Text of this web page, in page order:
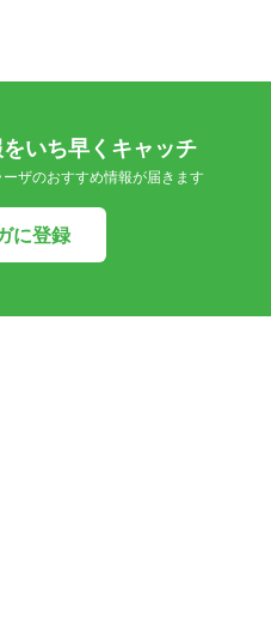
いち早くキャッチ
ザのおすすめ情報が届きます
に登録